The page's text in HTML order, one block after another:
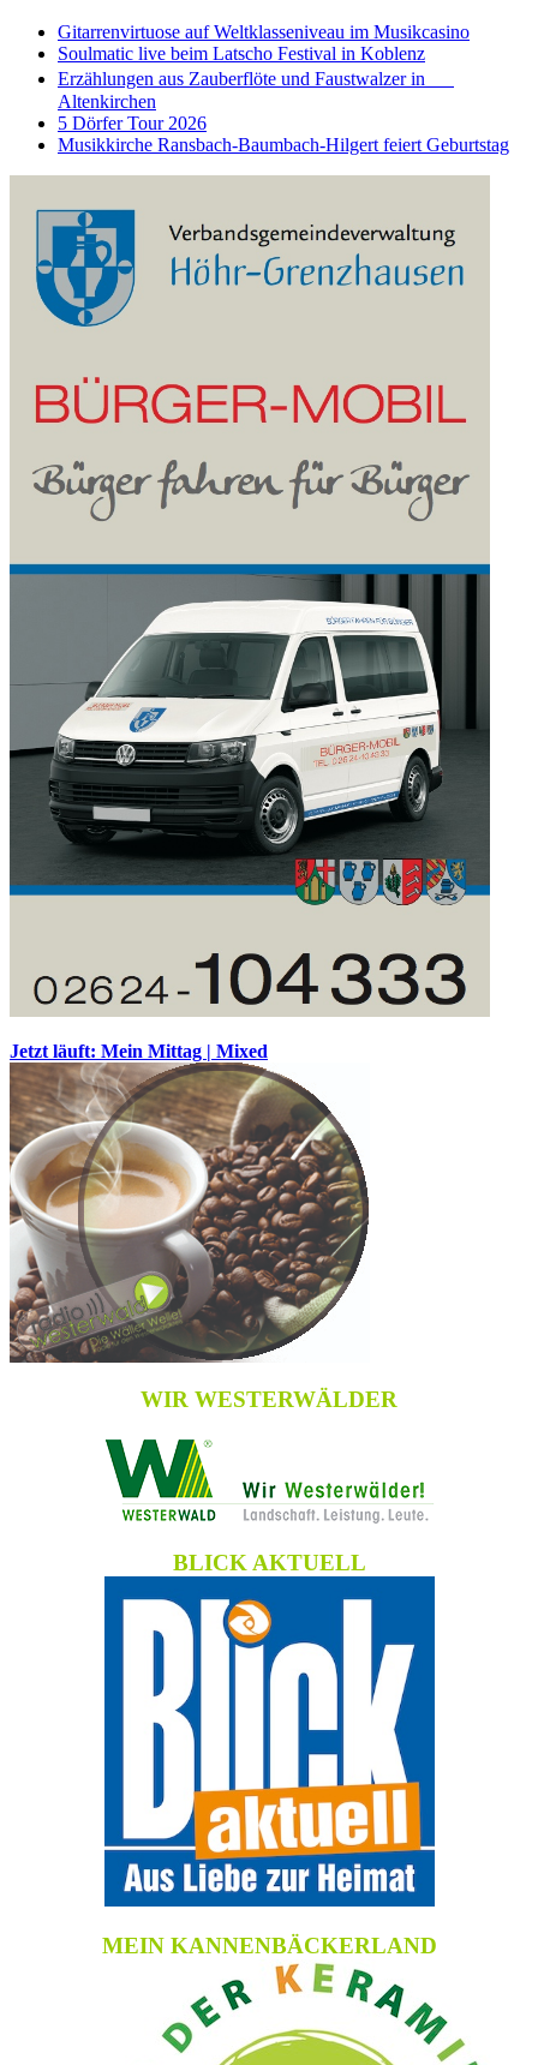
Gitarrenvirtuose auf Weltklasseniveau im Musikcasino
Soulmatic live beim Latscho Festival in Koblenz
Erzählungen aus Zauberflöte und Faustwalzer in
Altenkirchen
5 Dörfer Tour 2026
Musikkirche Ransbach-Baumbach-Hilgert feiert Geburtstag
Jetzt läuft: Mein Mittag | Mixed
WIR WESTERWÄLDER
BLICK AKTUELL
MEIN KANNENBÄCKERLAND